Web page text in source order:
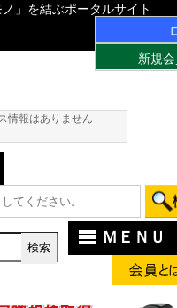
ノ」を結ぶポータルサイト
新規
情報はありません
ＭＥＮＵ